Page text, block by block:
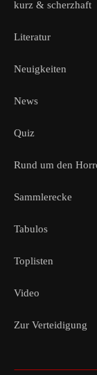
kurz & scherzhaft
Literatur
Neuigkeiten
News
Quiz
Rund um den
Sammlerecke
Tabulos
Toplisten
Video
Zur Verteidigung